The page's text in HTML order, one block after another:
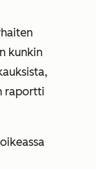
kunkin
raportti